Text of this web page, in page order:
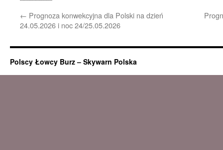
← Prognoza konwekcyjna dla Polski na dzień
24.05.2026 i noc 24/25.05.2026
Polscy Łowcy Burz – Skywarn Polska